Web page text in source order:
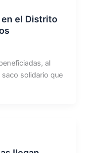
en el Distrito
al
saco solidario que